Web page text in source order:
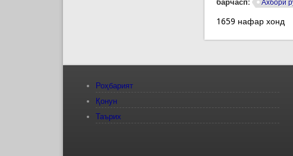
барчасп: Ахбори
1659 нафар хонд
Роҳбарият
Қонун
Таърих